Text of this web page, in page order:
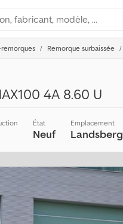
Remorque surbaissée
4A 8.60 U
État
Neuf
Emplacement
Landsberg